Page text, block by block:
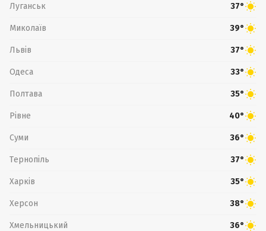
Луганськ 37°
Миколаїв 39°
Львів 37°
Одеса 33°
Полтава 35°
Рівне 40°
Суми 36°
Тернопіль 37°
Харків 35°
Херсон 38°
Хмельницький 36°